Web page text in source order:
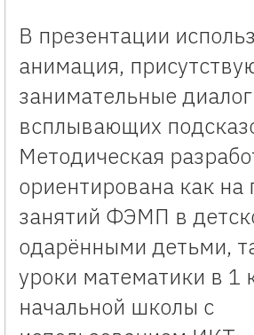
В презентации
анимация,
занимательные
всплывающих
Методическая
ориентирована как на
занятий ФЭМП в
одарёнными детьми,
уроки математики в 1
начальной школы с